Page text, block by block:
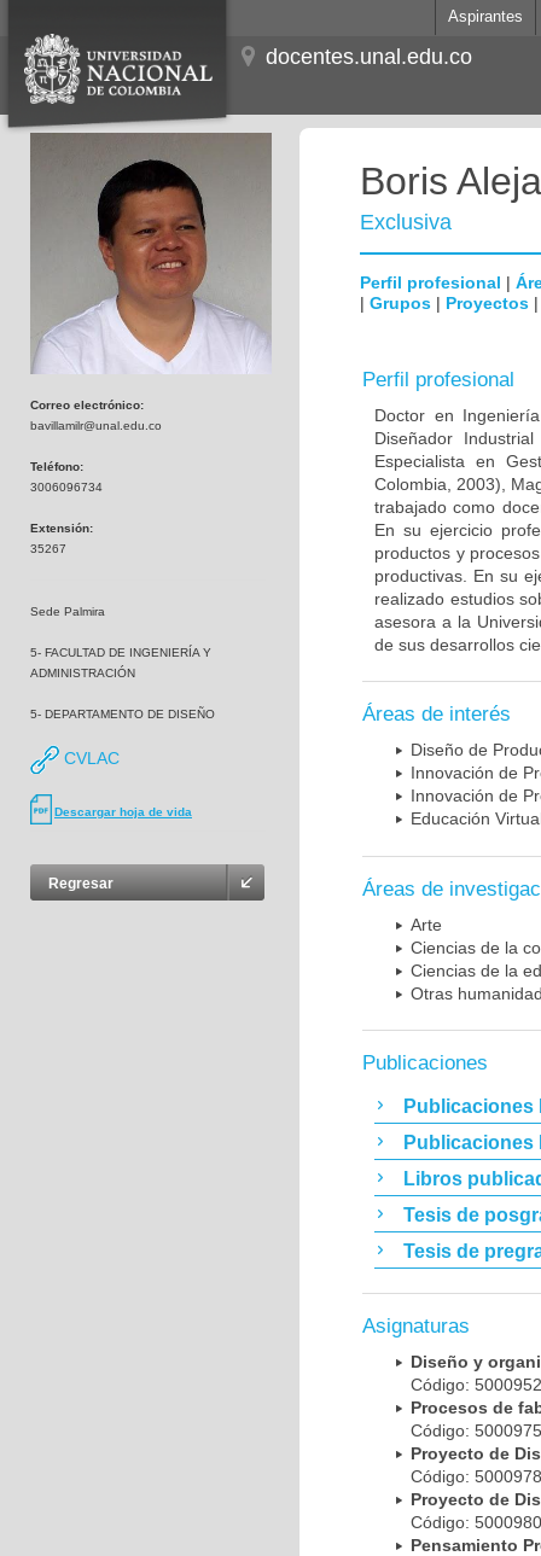
Aspirantes
docentes.unal.edu.co
Correo electrónico:
bavillamilr@unal.edu.co
Teléfono:
3006096734
Extensión:
35267
Sede Palmira
5- FACULTAD DE INGENIERÍA Y
ADMINISTRACIÓN
5- DEPARTAMENTO DE DISEÑO
CVLAC
Descargar hoja de vida
Regresar
Boris
Exclusiva
Perfil profesional |
| Grupos | Proyectos
Perfil profesional
Doctor en
Diseñador
Especialista en
Colombia, 2003),
trabajado como
En su ejercicio
productos y
productivas. En su
realizado estudios
asesora a la
de sus desarrollos
Áreas de interés
Diseño de
Innovación de
Innovación de
Educación
Áreas de
Arte
Ciencias de la
Ciencias de la
Otras
Publicaciones
Publicaciones
Publicaciones
Libros
Tesis de
Tesis de
Asignaturas
Diseño y
Código:
Procesos de
Código:
Proyecto de
Código:
Proyecto de
Código:
Pensamiento